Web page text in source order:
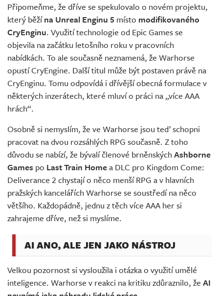
Připomeňme, že dříve se spekulovalo o novém projektu,
který běžína Unreal Enginu 5 místo modifikovaného
CryEnginu. Využití technologie od Epic Games se
objevila na začátku letošního roku v pracovních
nabídkách. To ale současně neznamená, že Warhorse
opustí CryEngine. Další titul může být postaven právě na
CryEnginu. Tomu odpovídá i dřívější obecná formulace v
některých inzerátech, které mluví o práci na „více AAA
hrách“.
Osobně si nemyslím, že ve Warhorse jsou teď schopni
pracovat na dvou rozsáhlých RPG současně. Z toho
důvodu se nabízí, že bývalí členové brněnských Ashborne
Games po Last Train Homea DLC pro Kingdom Come:
Deliverance 2 chystají o něco menší RPG a v hlavních
pražských kancelářích Warhorse se soustředí na něco
většího. Každopádně, jednu z těch více AAA her si
zahrajeme dříve, než si myslíme.
AI ANO, ALE JEN JAKO NÁSTROJ
Velkou pozornost si vysloužila i otázka o využití umělé
inteligence. Warhorse v reakci na kritiku zdůraznilo, že AI